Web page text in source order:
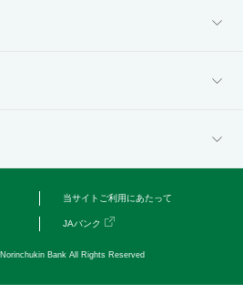
当サイトご利用にあたって
JAバンク
Bank All Rights Reserved